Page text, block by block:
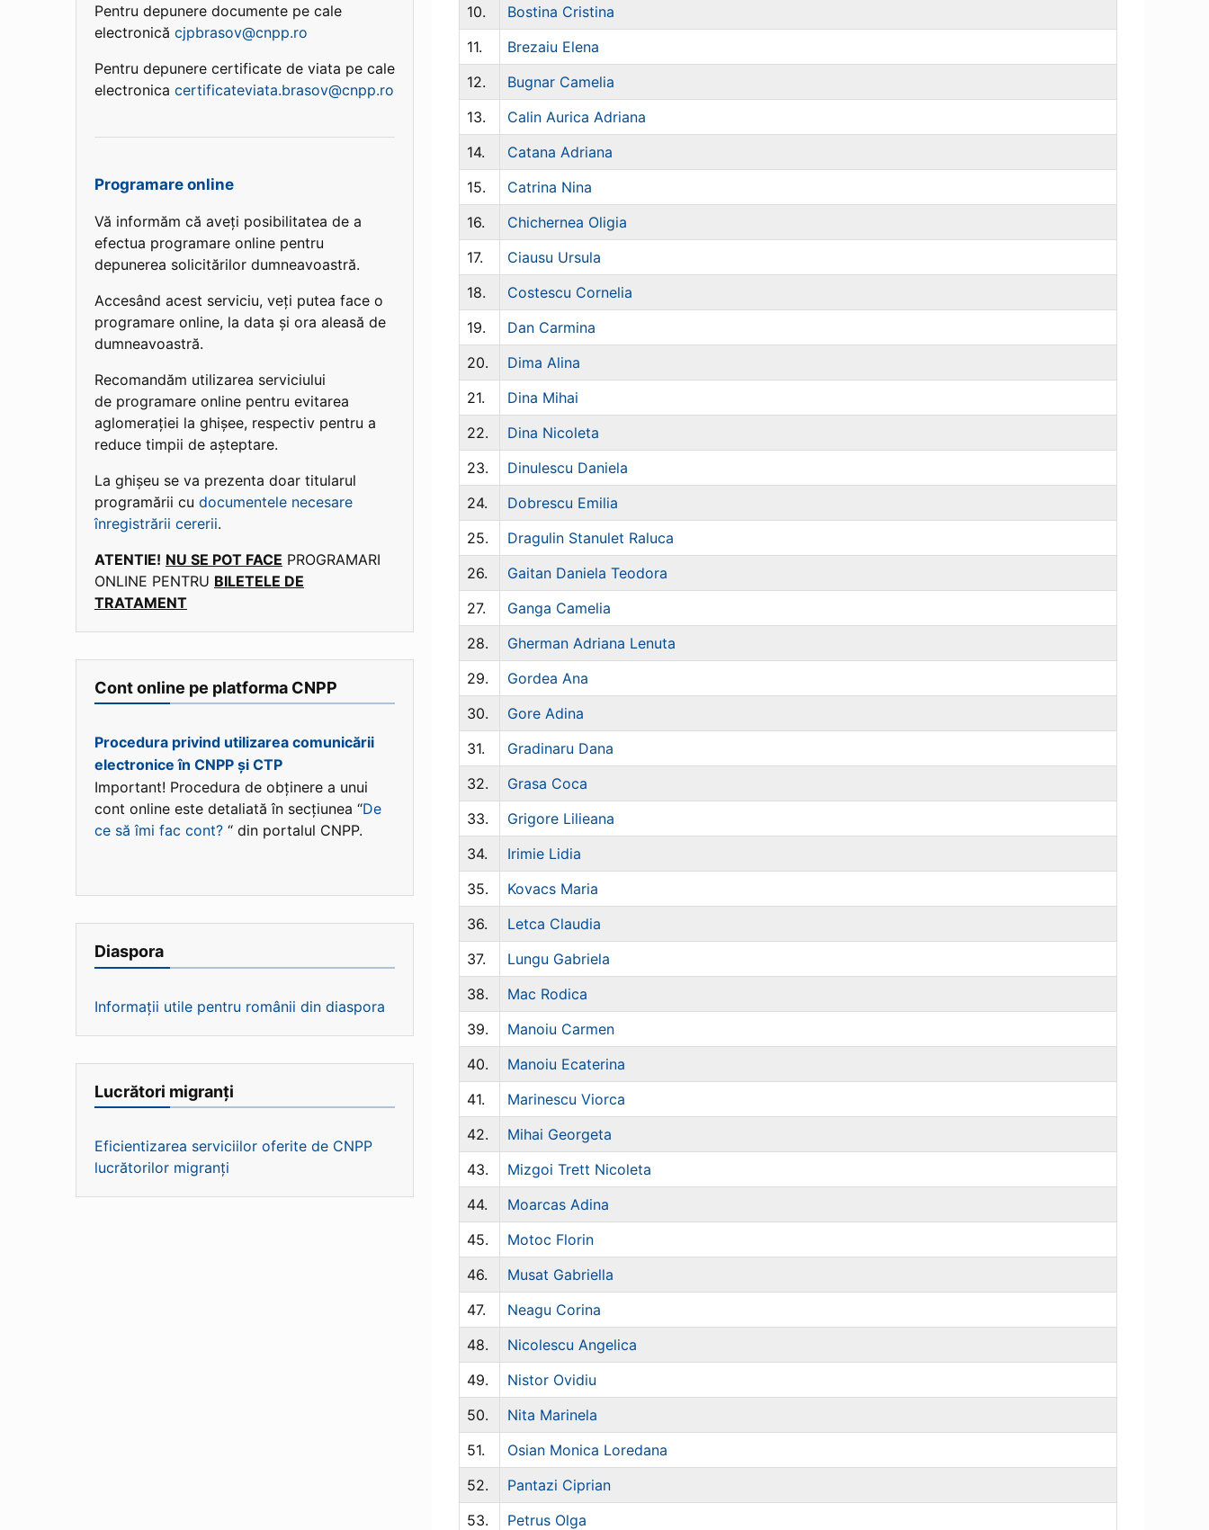
10.
Bostina Cristina
11.
Brezaiu Elena
12.
Bugnar Camelia
13.
Calin Aurica Adriana
14.
Catana Adriana
15.
Catrina Nina
16.
Chichernea Oligia
17.
Ciausu Ursula
18.
Costescu Cornelia
19.
Dan Carmina
20.
Dima Alina
21.
Dina Mihai
22.
Dina Nicoleta
23.
Dinulescu Daniela
24.
Dobrescu Emilia
25.
Dragulin Stanulet Raluca
26.
Gaitan Daniela Teodora
27.
Ganga Camelia
28.
Gherman Adriana Lenuta
29.
Gordea Ana
30.
Gore Adina
31.
Gradinaru Dana
32.
Grasa Coca
33.
Grigore Lilieana
34.
Irimie Lidia
35.
Kovacs Maria
36.
Letca Claudia
37.
Lungu Gabriela
38.
Mac Rodica
39.
Manoiu Carmen
40.
Manoiu Ecaterina
41.
Marinescu Viorca
42.
Mihai Georgeta
43.
Mizgoi Trett Nicoleta
44.
Moarcas Adina
45.
Motoc Florin
46.
Musat Gabriella
47.
Neagu Corina
48.
Nicolescu Angelica
49.
Nistor Ovidiu
50.
Nita Marinela
51.
Osian Monica Loredana
52.
Pantazi Ciprian
53.
Petrus Olga
Pentru depunere documente pe cale
electronică cjpbrasov@cnpp.ro
Pentru depunere certificate de viata pe cale
electronica certificateviata.brasov@cnpp.ro
Programare online
Vă informăm că aveți posibilitatea de a
efectua programare online pentru
depunerea solicitărilor dumneavoastră.
Accesând acest serviciu, veți putea face o
programare online, la data și ora aleasă de
dumneavoastră.
Recomandăm utilizarea serviciului
de programare online pentru evitarea
aglomerației la ghișee, respectiv pentru a
reduce timpii de așteptare.
La ghișeu se va prezenta doar titularul
programării cu documentele necesare
înregistrării cererii.
ATENTIE! NU SE POT FACE PROGRAMARI
ONLINE PENTRU BILETELE DE
TRATAMENT
Cont online pe platforma CNPP
Procedura privind utilizarea comunicării
electronice în CNPP și CTP
Important! Procedura de obținere a unui
cont online este detaliată în secțiunea “De
ce să îmi fac cont? “ din portalul CNPP.
Diaspora
Informații utile pentru românii din diaspora
Lucrători migranți
Eficientizarea serviciilor oferite de CNPP
lucrătorilor migranți